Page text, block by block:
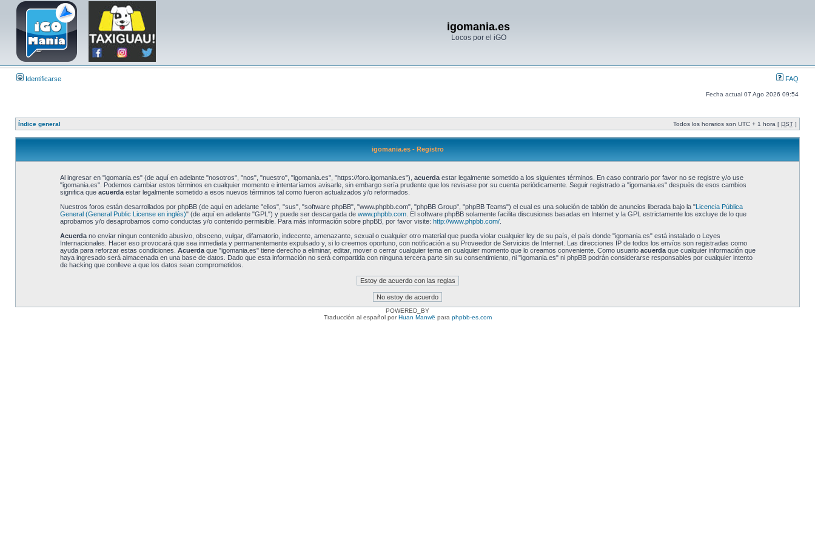
igomania.es
Locos por el iGO
Identificarse FAQ
Fecha actual 07 Ago 2026 09:54
Índice general Todos los horarios son UTC + 1 hora [ DST ]
igomania.es - Registro
Al ingresar en "igomania.es" (de aquí en adelante "nosotros", "nos", "nuestro", "igomania.es", "https://foro.igomania.es"), acuerdaestar legalmente sometido a los siguientes términos. En caso contrario por favor no se registre y/o use
"igomania.es". Podemos cambiar estos términos en cualquier momento e intentaríamos avisarle, sin embargo sería prudente que los revisase por su cuenta periódicamente. Seguir registrado a "igomania.es" después de esos cambios
significa que acuerdaestar legalmente sometido a esos nuevos términos tal como fueron actualizados y/o reformados.
Nuestros foros están desarrollados por phpBB (de aquí en adelante "ellos", "sus", "software phpBB", "www.phpbb.com", "phpBB Group", "phpBB Teams") el cual es una solución de tablón de anuncios liberada bajo la "Licencia Pública
General (General Public License en inglés)" (de aquí en adelante "GPL") y puede ser descargada de www.phpbb.com. El software phpBB solamente facilita discusiones basadas en Internet y la GPL estrictamente los excluye de lo que
aprobamos y/o desaprobamos como conductas y/o contenido permisible. Para más información sobre phpBB, por favor visite: http://www.phpbb.com/.
Acuerdano enviar ningun contenido abusivo, obsceno, vulgar, difamatorio, indecente, amenazante, sexual o cualquier otro material que pueda violar cualquier ley de su país, el país donde "igomania.es" está instalado o Leyes
Internacionales. Hacer eso provocará que sea inmediata y permanentemente expulsado y, si lo creemos oportuno, con notificación a su Proveedor de Servicios de Internet. Las direcciones IP de todos los envíos son registradas como
ayuda para reforzar estas condiciones. Acuerdaque "igomania.es" tiene derecho a eliminar, editar, mover o cerrar cualquier tema en cualquier momento que lo creamos conveniente. Como usuario acuerdaque cualquier información que
haya ingresado será almacenada en una base de datos. Dado que esta información no será compartida con ninguna tercera parte sin su consentimiento, ni "igomania.es" ni phpBB podrán considerarse responsables por cualquier intento
de hacking que conlleve a que los datos sean comprometidos.
POWERED_BY
Traducción al español porHuan Manwë para phpbb-es.com